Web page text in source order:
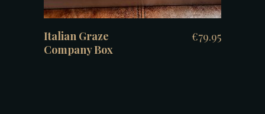
Italian Graze
Company Box
€79.95